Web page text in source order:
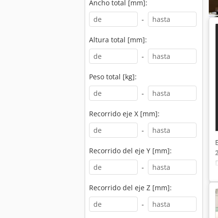
Ancho total [mm]:
-
Altura total [mm]:
-
Peso total [kg]:
-
Recorrido eje X [mm]:
-
Recorrido del eje Y [mm]:
-
Recorrido del eje Z [mm]:
-